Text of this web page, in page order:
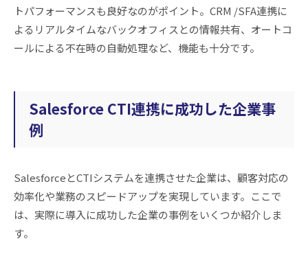
トパフォーマンスも良好なのがポイント。CRM /SFA連携に
よるリアルタイムなバックオフィスとの情報共有、オートコ
ールによる不在時の自動処理など、機能も十分です。
Salesforce CTI連携に成功した企業事
例
SalesforceとCTIシステムを連携させた企業は、顧客対応の
効率化や業務のスピードアップを実現しています。ここで
は、実際に導入に成功した企業の事例をいくつか紹介しま
す。